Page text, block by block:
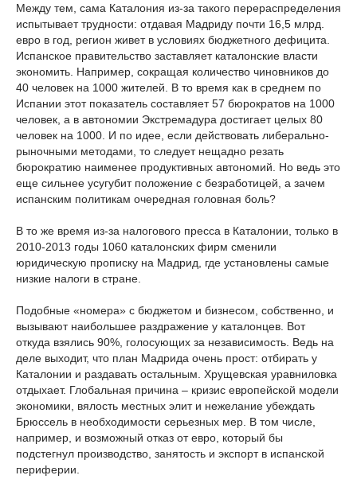
Между тем, сама Каталония из-за такого перераспределения
испытывает трудности: отдавая Мадриду почти 16,5 млрд.
евро в год, регион живет в условиях бюджетного дефицита.
Испанское правительство заставляет каталонские власти
экономить. Например, сокращая количество чиновников до
40 человек на 1000 жителей. В то время как в среднем по
Испании этот показатель составляет 57 бюрократов на 1000
человек, а в автономии Экстремадура достигает целых 80
человек на 1000. И по идее, если действовать либерально-
рыночными методами, то следует нещадно резать
бюрократию наименее продуктивных автономий. Но ведь это
еще сильнее усугубит положение с безработицей, а зачем
испанским политикам очередная головная боль?
В то же время из-за налогового пресса в Каталонии, только в
2010-2013 годы 1060 каталонских фирм сменили
юридическую прописку на Мадрид, где установлены самые
низкие налоги в стране.
Подобные «номера» с бюджетом и бизнесом, собственно, и
вызывают наибольшее раздражение у каталонцев. Вот
откуда взялись 90%, голосующих за независимость. Ведь на
деле выходит, что план Мадрида очень прост: отбирать у
Каталонии и раздавать остальным. Хрущевская уравниловка
отдыхает. Глобальная причина – кризис европейской модели
экономики, вялость местных элит и нежелание убеждать
Брюссель в необходимости серьезных мер. В том числе,
например, и возможный отказ от евро, который бы
подстегнул производство, занятость и экспорт в испанской
периферии.